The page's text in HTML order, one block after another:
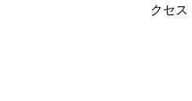
クセス